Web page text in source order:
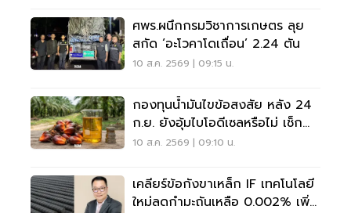
ศพร.ผนึกกรมวิชาการเกษตร ลุย
สกัด ‘อะโวคาโดเถื่อน’ 2.24 ตัน
10 ส.ค. 2569 | 09:15 น.
กองทุนน้ำมันไขข้อสงสัย หลัง 24
ก.ย. ยังอุ้มไบโอดีเซลหรือไม่ เช็ก
เงื่อนไขล่าสุด
10 ส.ค. 2569 | 09:10 น.
เคลียร์ข้อกังขาเหล็ก IF เทคโนโลยี
ใหม่ลดกำมะถันเหลือ 0.002% เพิ่ม